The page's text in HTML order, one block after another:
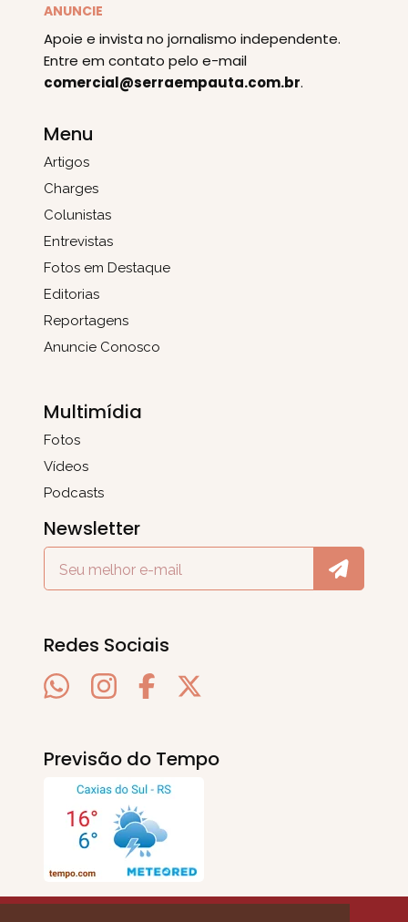
ANUNCIE
Apoie e invista no jornalismo independente.
Entre em contato pelo e-mail
comercial@serraempauta.com.br.
Menu
Artigos
Charges
Colunistas
Entrevistas
Fotos em Destaque
Editorias
Reportagens
Anuncie Conosco
Multimídia
Fotos
Vídeos
Podcasts
Newsletter
Redes Sociais
Previsão do Tempo